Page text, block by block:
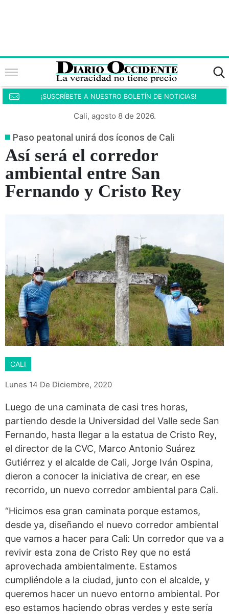
¡SUSCRÍBETE A NUESTRO BOLETÍN DE NOTICIAS!
Cali, agosto 8 de 2026.
Paso peatonal unirá dos íconos de Cali
Así será el corredor
ambiental entre San
Fernando y Cristo Rey
CALI
Lunes 14 De Diciembre, 2020
Luego de una caminata de casi tres horas,
partiendo desde la Universidad del Valle sede San
Fernando, hasta llegar a la estatua de Cristo Rey,
el director de la CVC, Marco Antonio Suárez
Gutiérrez y el alcalde de Cali, Jorge Iván Ospina,
dieron a conocer la iniciativa de crear, en ese
recorrido, un nuevo corredor ambiental para Cali.
“Hicimos esa gran caminata porque estamos,
desde ya, diseñando el nuevo corredor ambiental
que vamos a hacer para Cali: Un corredor que va a
revivir esta zona de Cristo Rey que no está
aprovechada ambientalmente. Estamos
cumpliéndole a la ciudad, junto con el alcalde, y
queremos hacer un nuevo entorno ambiental. Por
eso estamos haciendo obras verdes y este sería